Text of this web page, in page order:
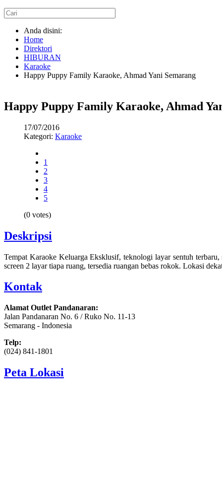
Anda disini:
Home
Direktori
HIBURAN
Karaoke
Happy Puppy Family Karaoke, Ahmad Yani Semarang
Happy Puppy Family Karaoke, Ahmad
17/07/2016
Kategori: Karaoke
1
2
3
4
5
(0 votes)
Deskripsi
Tempat Karaoke Keluarga Eksklusif, teknologi layar sentuh
screen 2 layar tiapa ruang, tersedia ruangan bebas rokok. Lokasi
Kontak
Alamat Outlet Pandanaran:
Jalan Pandanaran No. 6 / Ruko No. 11-13
Semarang - Indonesia
Telp:
(024) 841-1801
Peta Lokasi